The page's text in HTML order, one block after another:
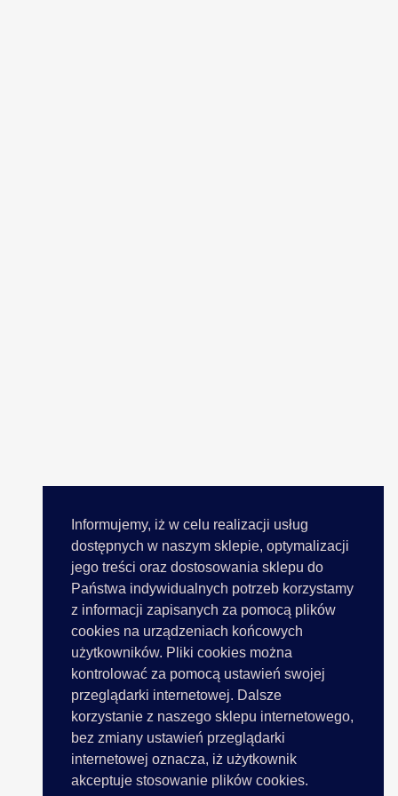
Informujemy, iż w celu realizacji usług
dostępnych w naszym sklepie, optymalizacji
jego treści oraz dostosowania sklepu do
Państwa indywidualnych potrzeb korzystamy
z informacji zapisanych za pomocą plików
cookies na urządzeniach końcowych
użytkowników. Pliki cookies można
kontrolować za pomocą ustawień swojej
przeglądarki internetowej. Dalsze
korzystanie z naszego sklepu internetowego,
bez zmiany ustawień przeglądarki
internetowej oznacza, iż użytkownik
akceptuje stosowanie plików cookies.